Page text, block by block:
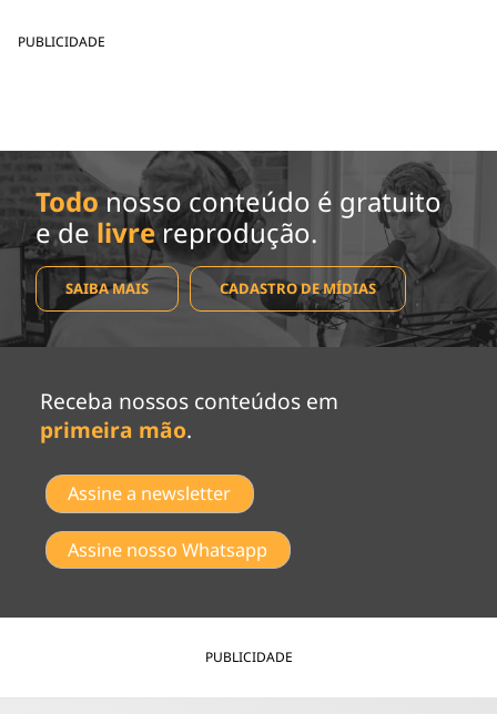
PUBLICIDADE
Todo nosso conteúdo é gratuito
e de livrereprodução.
SAIBA MAIS CADASTRO DE MÍDIAS
Receba nossos conteúdos em
primeira mão.
Assine a newsletter
Assine nosso Whatsapp
PUBLICIDADE